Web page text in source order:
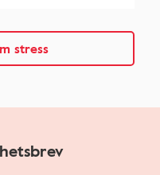
stress